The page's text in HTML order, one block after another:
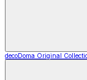
decoDoma Original